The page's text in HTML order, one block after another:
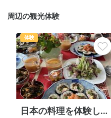
周辺の観光体験
体験
日本の料理を体験しよう